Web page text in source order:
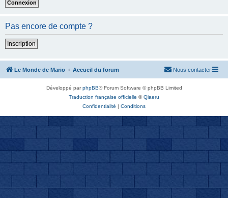
Pas encore de compte ?
Inscription
Le Monde de Mario Accueil du forum Nous contacter
Développé parphpBB® Forum Software © phpBB Limited
Traduction française officielle ©Qiaeru
Confidentialité | Conditions